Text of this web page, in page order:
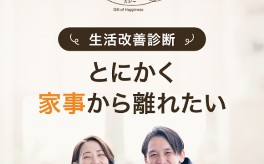
--
※ 2026年2月時点の各社料金から算出